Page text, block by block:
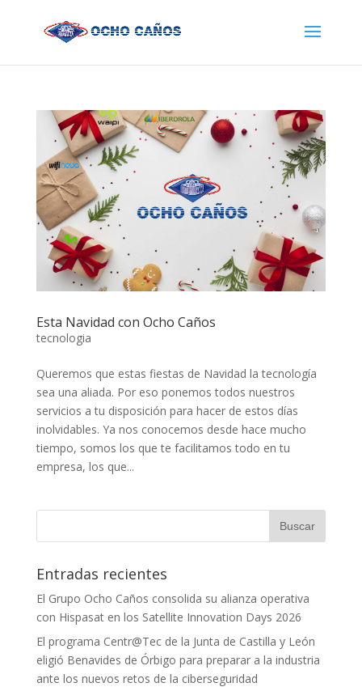
Esta Navidad con Ocho Caños
tecnologia
Queremos que estas fiestas de Navidad la tecnología
sea una aliada. Por eso ponemos todos nuestros
servicios a tu disposición para hacer de estos días
inolvidables. Ya nos conocemos desde hace mucho
tiempo, somos los que te facilitamos todo en tu
empresa, los que...
Entradas recientes
El Grupo Ocho Caños consolida su alianza operativa
con Hispasat en los Satellite Innovation Days 2026
El programa Centr@Tec de la Junta de Castilla y León
eligió Benavides de Órbigo para preparar a la industria
ante los nuevos retos de la ciberseguridad